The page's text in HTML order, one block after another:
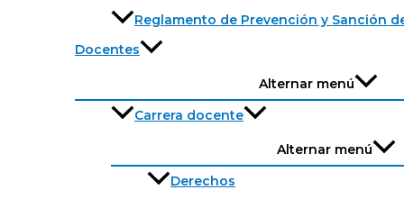
Reglamento de Prevención y Sanción
Docentes
Alternar menú
Carrera docente
Alternar menú
Derechos